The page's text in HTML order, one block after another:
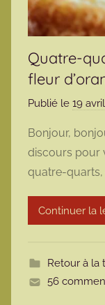
Quatre-
fleur
Publié le 19
Bonjour,
discours pour
quatre-quarts,
Continuer la
Retour à la
56